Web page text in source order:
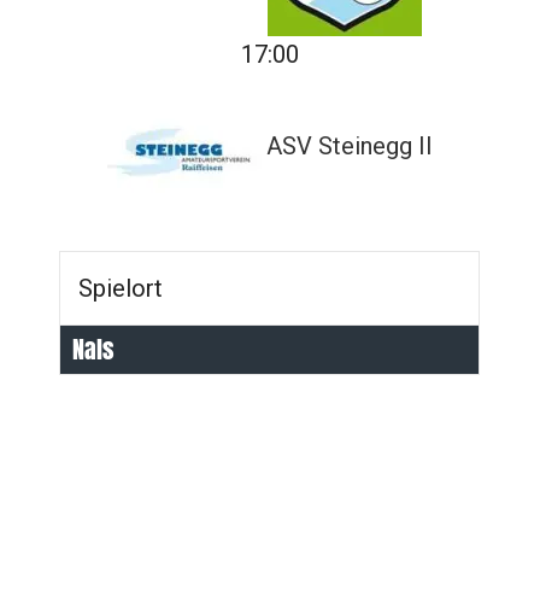
17:00
ASV Steinegg II
Spielort
Nals